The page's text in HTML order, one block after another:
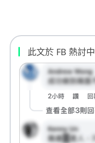
此文於 FB 熱討中